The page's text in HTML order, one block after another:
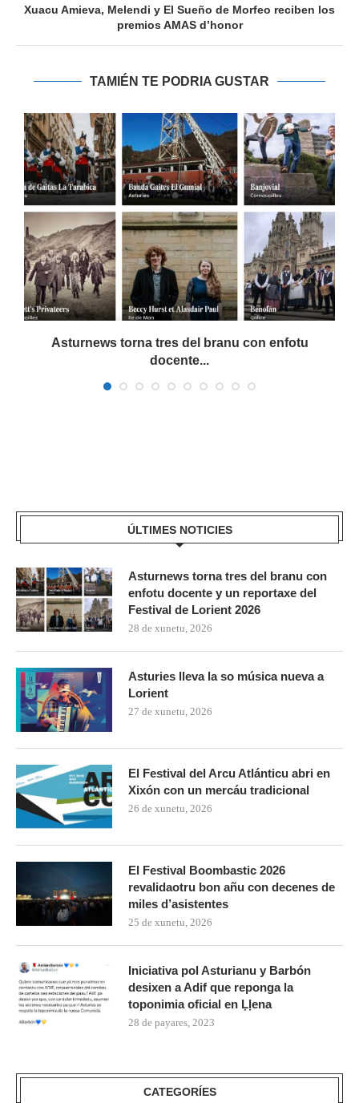
Xuacu Amieva, Melendi y El Sueño de Morfeo reciben los
premios AMAS d’honor
TAMIÉN TE PODRIA GUSTAR
Asturnews torna tres del branu con enfotu
docente...
ÚLTIMES NOTICIES
Asturnews torna tres del branu con
enfotu docente y un reportaxe del
Festival de Lorient 2026
28 de xunetu, 2026
Asturies lleva la so música nueva a
Lorient
27 de xunetu, 2026
El Festival del Arcu Atlánticu abri en
Xixón con un mercáu tradicional
26 de xunetu, 2026
El Festival Boombastic 2026
revalidaotru bon añu con decenes de
miles d’asistentes
25 de xunetu, 2026
Iniciativa pol Asturianu y Barbón
desixen a Adif que reponga la
toponimia oficial en Ḷḷena
28 de payares, 2023
CATEGORÍES